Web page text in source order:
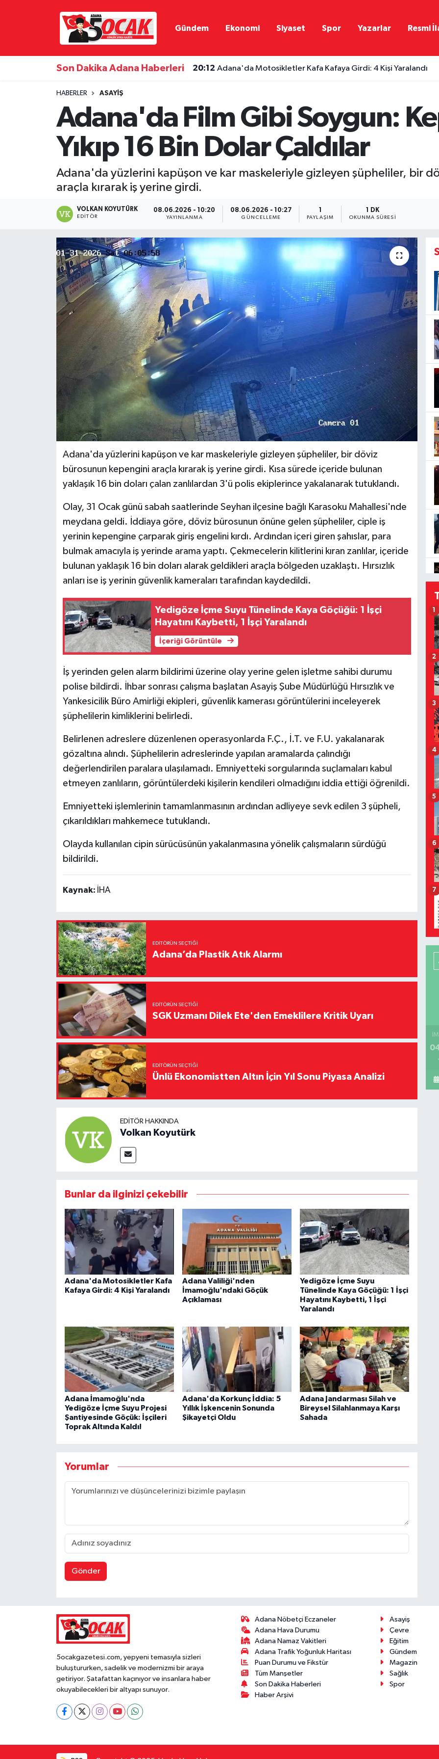
Gündem Ekonomi Siyaset Spor Yazarlar Resmi
Son Dakika Adana Haberleri 20:12 Adana'da Motosikletler Kafa Kafaya Girdi: 4 Kişi Yaralandı
HABERLER ASAYIŞ
Adana'da Film Gibi Soygun:
Yıkıp 16 Bin Dolar Çaldılar
Adana'da yüzlerini kapüşon ve kar maskeleriyle gizleyen şüpheliler, bir
araçla kırarak iş yerine girdi.
VOLKAN KOYUTÜRK
EDITÖR
08.06.2026 - 10:20
YAYINLANMA
08.06.2026 - 10:27
GÜNCELLEME PAYLAŞIM
1 DK
OKUNMA SÜRESI
Adana'da yüzlerini kapüşon ve kar maskeleriyle gizleyen şüpheliler, bir döviz
bürosunun kepengini araçla kırarak iş yerine girdi. Kısa sürede içeride bulunan
yaklaşık 16 bin doları çalan zanlılardan 3'ü polis ekiplerince yakalanarak tutuklandı.
Olay, 31 Ocak günü sabah saatlerinde Seyhan ilçesine bağlı Karasoku Mahallesi'nde
meydana geldi. İddiaya göre, döviz bürosunun önüne gelen şüpheliler, ciple iş
yerinin kepengine çarparak giriş engelini kırdı. Ardından içeri giren şahıslar, para
bulmak amacıyla iş yerinde arama yaptı. Çekmecelerin kilitlerini kıran zanlılar, içeride
bulunan yaklaşık 16 bin doları alarak geldikleri araçla bölgeden uzaklaştı. Hırsızlık
anları ise iş yerinin güvenlik kameraları tarafından kaydedildi.
Yedigöze İçme Suyu Tünelinde Kaya Göçüğü: 1 İşçi
Hayatını Kaybetti, 1 İşçi Yaralandı
İçeriği Görüntüle
İş yerinden gelen alarm bildirimi üzerine olay yerine gelen işletme sahibi durumu
polise bildirdi. İhbar sonrası çalışma başlatan Asayiş Şube Müdürlüğü Hırsızlık ve
Yankesicilik Büro Amirliği ekipleri, güvenlik kamerası görüntülerini inceleyerek
şüphelilerin kimliklerini belirledi.
Belirlenen adreslere düzenlenen operasyonlarda F.Ç., İ.T. ve F.U. yakalanarak
gözaltına alındı. Şüphelilerin adreslerinde yapılan aramalarda çalındığı
değerlendirilen paralara ulaşılamadı. Emniyetteki sorgularında suçlamaları kabul
etmeyen zanlıların, görüntülerdeki kişilerin kendileri olmadığını iddia ettiği öğrenildi.
Emniyetteki işlemlerinin tamamlanmasının ardından adliyeye sevk edilen 3 şüpheli,
çıkarıldıkları mahkemece tutuklandı.
Olayda kullanılan cipin sürücüsünün yakalanmasına yönelik çalışmaların sürdüğü
bildirildi.
Kaynak: İHA
EDITÖRÜN SEÇTIĞI
Adana’da Plastik Atık Alarmı
EDITÖRÜN SEÇTIĞI
SGK Uzmanı Dilek Ete'den Emeklilere Kritik Uyarı
EDITÖRÜN SEÇTIĞI
Ünlü Ekonomistten Altın İçin Yıl Sonu Piyasa Analizi
EDITÖR HAKKINDA
Volkan Koyutürk
Bunlar da ilginizi çekebilir
Adana'da Motosikletler Kafa
Kafaya Girdi: 4 Kişi Yaralandı
Adana Valiliği'nden
İmamoğlu'ndaki Göçük
Açıklaması
Yedigöze İçme Suyu
Tünelinde Kaya Göçüğü: 1 İşçi
Hayatını Kaybetti, 1 İşçi
Yaralandı
Adana İmamoğlu'nda
Yedigöze İçme Suyu Projesi
Şantiyesinde Göçük: İşçileri
Toprak Altında Kaldı!
Adana'da Korkunç İddia: 5
Yıllık İşkencenin Sonunda
Şikayetçi Oldu
Adana Jandarması Silah ve
Bireysel Silahlanmaya Karşı
Sahada
Yorumlar
Gönder
1
2
3
4
5
6
7
5ocakgazetesi.com, yepyeni temasıyla sizleri
buluştururken, sadelik ve modernizmi bir araya
getiriyor. Şatafattan kaçınıyor ve insanlara haber
okuyabilecekleri bir altyapı sunuyor.
Adana Nöbetçi Eczaneler
Adana Hava Durumu
Adana Namaz Vakitleri
Adana Trafik Yoğunluk Haritası
Puan Durumu ve Fikstür
Tüm Manşetler
Son Dakika Haberleri
Haber Arşivi
Asayiş
Çevre
Eğitim
Gündem
Magazin
Sağlık
Spor
Gündem
Haber Reklam
Magazin
Resmi İlanlar
Siyaset
Yerel Yönetimler
Yurttan
Adana Nöbetçi Eczaneler
Adana Hava Durumu
Adana Trafik Yoğunluk Haritası
Süper Lig Puan Durumu ve Fikstür
Son Dakika Haberleri
Haber Arşivi